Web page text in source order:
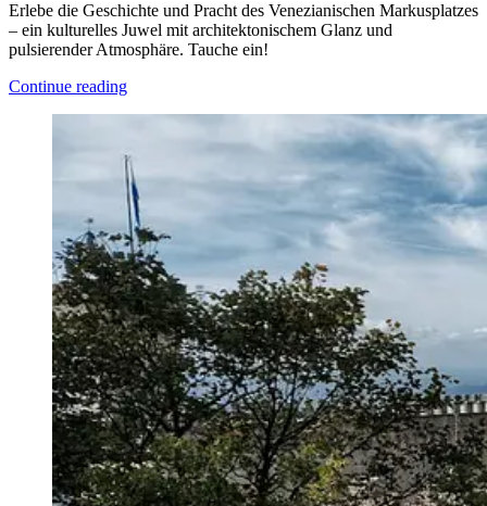
Erlebe die Geschichte und Pracht des Venezianischen Markusplatzes
– ein kulturelles Juwel mit architektonischem Glanz und
pulsierender Atmosphäre. Tauche ein!
Continue reading